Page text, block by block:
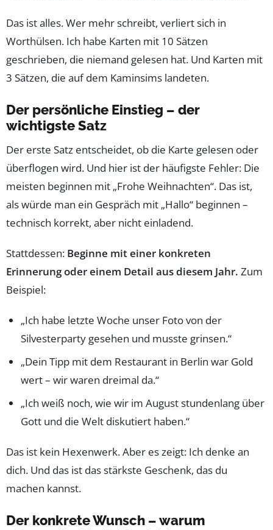
Das ist alles. Wer mehr schreibt, verliert sich in
Worthülsen. Ich habe Karten mit 10 Sätzen
geschrieben, die niemand gelesen hat. Und Karten mit
3 Sätzen, die auf dem Kaminsims landeten.
Der persönliche Einstieg – der
wichtigste Satz
Der erste Satz entscheidet, ob die Karte gelesen oder
überflogen wird. Und hier ist der häufigste Fehler: Die
meisten beginnen mit „Frohe Weihnachten“. Das ist,
als würde man ein Gespräch mit „Hallo“ beginnen –
technisch korrekt, aber nicht einladend.
Stattdessen: Beginne mit einer konkreten
Erinnerung oder einem Detail aus diesem Jahr. Zum
Beispiel:
„Ich habe letzte Woche unser Foto von der
Silvesterparty gesehen und musste grinsen.“
„Dein Tipp mit dem Restaurant in Berlin war Gold
wert – wir waren dreimal da.“
„Ich weiß noch, wie wir im August stundenlang über
Gott und die Welt diskutiert haben.“
Das ist kein Hexenwerk. Aber es zeigt: Ich denke an
dich. Und das ist das stärkste Geschenk, das du
machen kannst.
Der konkrete Wunsch – warum